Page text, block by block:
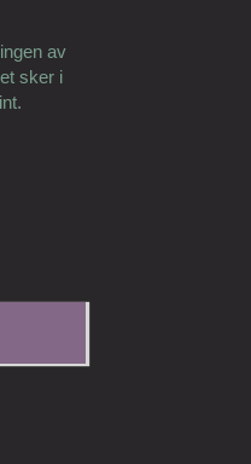
av
sker i